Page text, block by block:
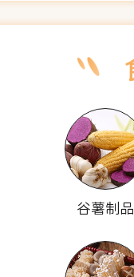
谷薯制品